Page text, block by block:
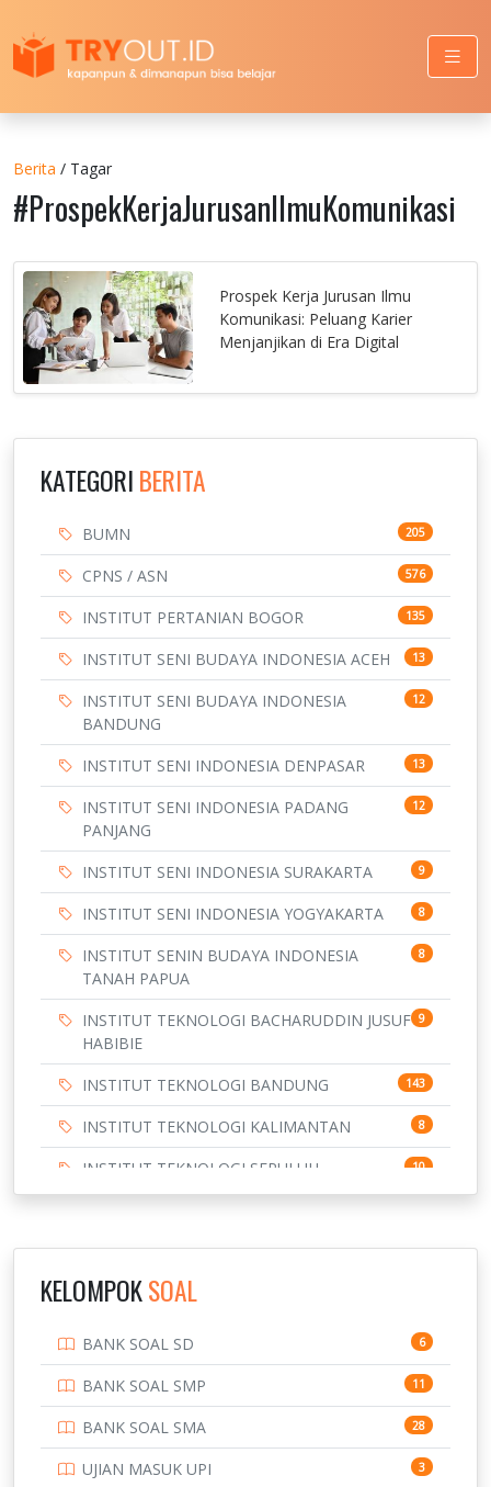
Berita / Tagar
#ProspekKerjaJurusanIlmuKomunikasi
Prospek Kerja Jurusan Ilmu
Komunikasi: Peluang Karier
Menjanjikan di Era Digital
KATEGORI BERITA
BUMN 205
CPNS / ASN 576
INSTITUT PERTANIAN BOGOR 135
INSTITUT SENI BUDAYA INDONESIA ACEH 13
INSTITUT SENI BUDAYA INDONESIA
BANDUNG
12
INSTITUT SENI INDONESIA DENPASAR 13
INSTITUT SENI INDONESIA PADANG
PANJANG
12
INSTITUT SENI INDONESIA SURAKARTA 9
INSTITUT SENI INDONESIA YOGYAKARTA 8
INSTITUT SENIN BUDAYA INDONESIA
TANAH PAPUA
8
INSTITUT TEKNOLOGI BACHARUDDIN JUSUF
HABIBIE
9
INSTITUT TEKNOLOGI BANDUNG 143
INSTITUT TEKNOLOGI KALIMANTAN 8
INSTITUT TEKNOLOGI SEPULUH
NOVEMBER
10
3
169
7
4
KELOMPOKSOAL
BANK SOAL SD 6
BANK SOAL SMP 11
BANK SOAL SMA 28
UJIAN MASUK UPI 3